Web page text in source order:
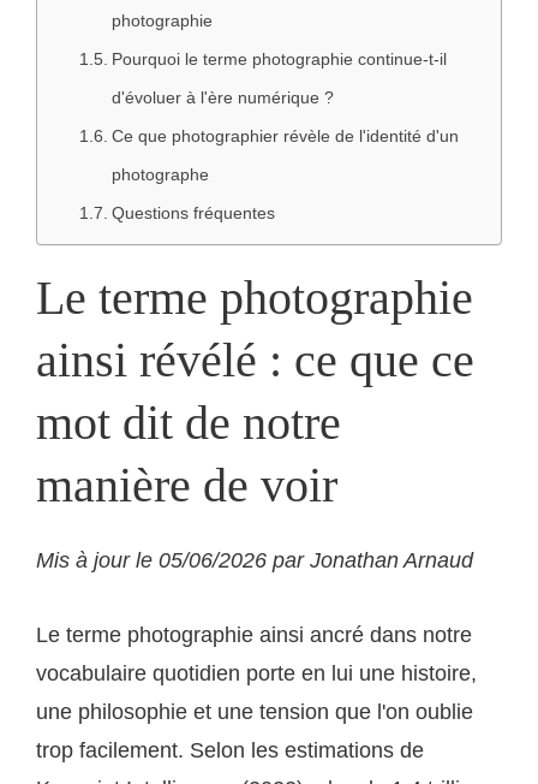
photographie
Pourquoi le terme photographie continue-t-il
d'évoluer à l'ère numérique ?
Ce que photographier révèle de l'identité d'un
photographe
Questions fréquentes
Le terme photographie
ainsi révélé : ce que ce
mot dit de notre
manière de voir
Mis à jour le 05/06/2026 par Jonathan Arnaud
Le terme photographie ainsi ancré dans notre
vocabulaire quotidien porte en lui une histoire,
une philosophie et une tension que l'on oublie
trop facilement. Selon les estimations de